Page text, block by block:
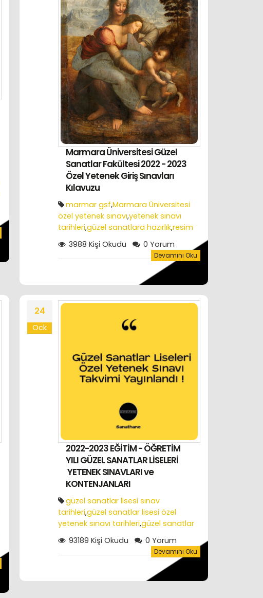
Marmara Üniversitesi Güzel
Sanatlar Fakültesi 2022 - 2023
Özel Yetenek Giriş Sınavları
Kılavuzu
marmar gsf,Marmara Üniversitesi
özel yetenek sınavı,yetenek sınavı
tarihleri,güzel sanatlara hazırlık,resim
kursu ,resim atölyesi
yurtdışı portfolyo
hazırlık
3988 Kişi Okudu 0 Yorum
Devamını Oku
24
Ock
2022-2023 EĞİTİM - ÖĞRETİM
YILI GÜZEL SANATLAR LİSELERİ
YETENEK SINAVLARI ve
KONTENJANLARI
güzel sanatlar lisesi sınav
tarihleri,güzel sanatlar lisesi özel
yetenek sınavı tarihleri,güzel sanatlar
lisesi özel yetenek sınavında gerekli
araç ve gereçler,özel yetenek sınavı
2022 yılı özel yetenek sınavı
sonuçları,güzel sanatlar lisesi yetenek
93189 Kişi Okudu 0 Yorum
Devamını Oku